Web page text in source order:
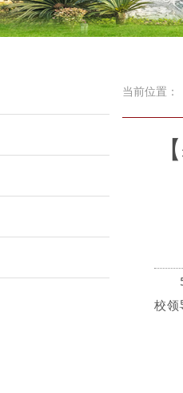
当前位置：
校领